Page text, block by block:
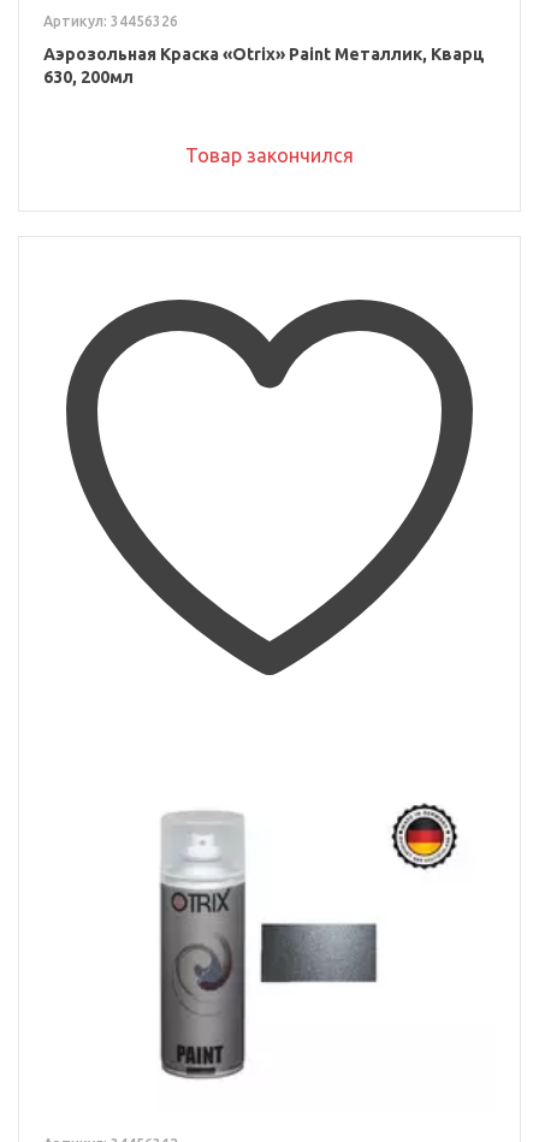
Артикул: 34456326
Аэрозольная Краска «Otrix» Paint Металлик, Кварц
630, 200мл
Товар закончился